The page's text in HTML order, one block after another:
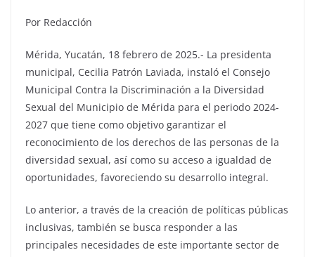
Por Redacción
Mérida, Yucatán, 18 febrero de 2025.- La presidenta
municipal, Cecilia Patrón Laviada, instaló el Consejo
Municipal Contra la Discriminación a la Diversidad
Sexual del Municipio de Mérida para el periodo 2024-
2027 que tiene como objetivo garantizar el
reconocimiento de los derechos de las personas de la
diversidad sexual, así como su acceso a igualdad de
oportunidades, favoreciendo su desarrollo integral.
Lo anterior, a través de la creación de políticas públicas
inclusivas, también se busca responder a las
principales necesidades de este importante sector de